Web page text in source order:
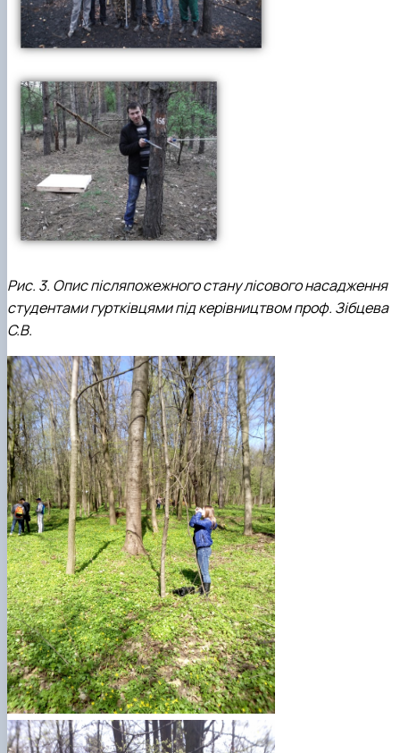
Рис. 3. Опис післяпожежного стану лісового насадження
студентами гуртківцями під керівництвом проф. Зібцева
С.В.